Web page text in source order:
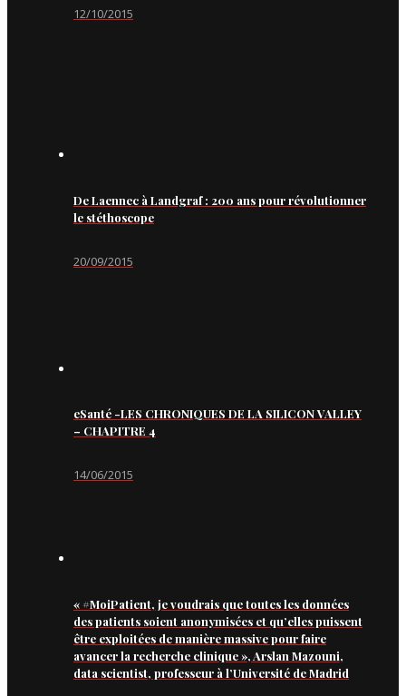
12/10/2015
De Laennec à Landgraf : 200 ans pour révolutionner
le stéthoscope
20/09/2015
eSanté -LES CHRONIQUES DE LA SILICON VALLEY
– CHAPITRE 4
14/06/2015
« #MoiPatient, je voudrais que toutes les données
des patients soient anonymisées et qu’elles puissent
être exploitées de manière massive pour faire
avancer la recherche clinique », Arslan Mazouni,
data scientist, professeur à l’Université de Madrid